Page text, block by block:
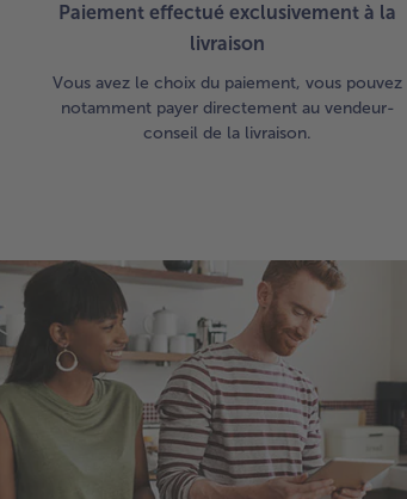
Paiement effectué exclusivement à la
livraison
Vous avez le choix du paiement, vous pouvez
notamment payer directement au vendeur-
conseil de la livraison.